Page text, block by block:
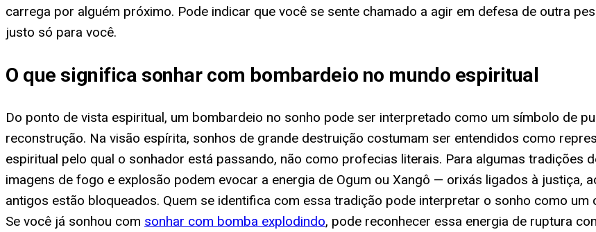
carrega por alguém próximo. Pode indicar que você se sente chamado a agir em defesa de outra
justo só para você.
O que significa sonhar com bombardeio no mundo espiritual
Do ponto de vista espiritual, um bombardeio no sonho pode ser interpretado como um símbolo de
reconstrução. Na visão espírita, sonhos de grande destruição costumam ser entendidos como
espiritual pelo qual o sonhador está passando, não como profecias literais. Para algumas tradições
imagens de fogo e explosão podem evocar a energia de Ogum ou Xangô — orixás ligados à justiça,
antigos estão bloqueados. Quem se identifica com essa tradição pode interpretar o sonho como
Se você já sonhou com sonhar com bomba explodindo, pode reconhecer essa energia de ruptura